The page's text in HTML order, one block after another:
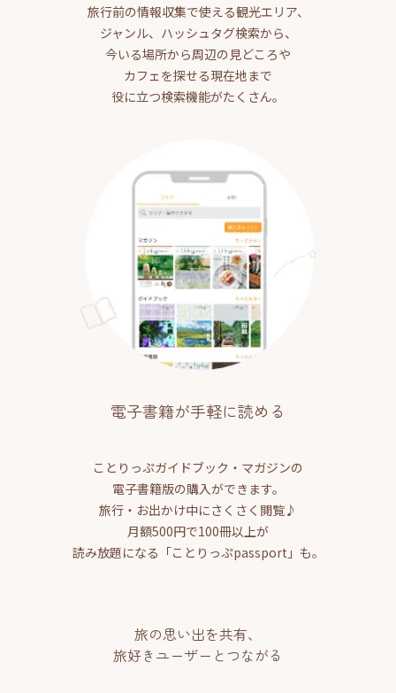
旅行前の情報収集で使える観光エリア、
ジャンル、ハッシュタグ検索から、
今いる場所から周辺の見どころや
カフェを探せる現在地まで
役に立つ検索機能がたくさん。
電子書籍が手軽に読める
ことりっぷガイドブック・マガジンの
電子書籍版の購入ができます。
旅行・お出かけ中にさくさく閲覧♪
月額500円で100冊以上が
読み放題になる「ことりっぷpassport」も。
旅の思い出を共有、
旅好きユーザーとつながる